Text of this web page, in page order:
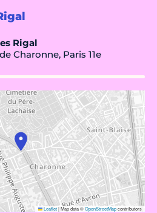
Rigal
Charonne, Paris 11e
Leaflet|Map data ©OpenStreetMapcontributors